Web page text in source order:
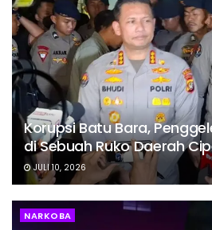
Korupsi Batu Bara,
di Sebuah Ruko Daerah
JULI 10, 2026
NARKOBA